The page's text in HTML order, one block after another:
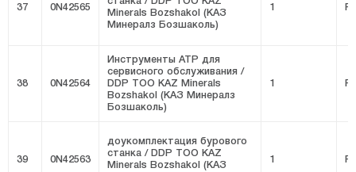
37 0N42565
Minerals Bozshakol (КАЗ
Минералз Бозшаколь)
1
38 0N42564
Инструменты ATP для
сервисного обслуживания /
DDP ТОО KAZ Minerals
Bozshakol (КАЗ Минералз
Бозшаколь)
1
39 0N42563
доукомплектация бурового
станка / DDP ТОО KAZ
Minerals Bozshakol (КАЗ
1